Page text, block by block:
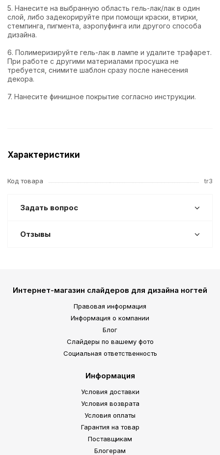
5. Нанесите на выбранную область гель-лак/лак в один
слой, либо задекорируйте при помощи краски, втирки,
стемпинга, пигмента, аэропуфинга или другого способа
дизайна.
6. Полимеризируйте гель-лак в лампе и удалите трафарет.
При работе с другими материалами просушка не
требуется, снимите шаблон сразу после нанесения
декора.
7. Нанесите финишное покрытие согласно инструкции.
Характеристики
Код товара tr3
Задать вопрос
Отзывы
Интернет-магазин слайдеров для дизайна ногтей
Правовая информация
Информация о компании
Блог
Слайдеры по вашему фото
Социальная ответственность
Информация
Условия доставки
Условия возврата
Условия оплаты
Гарантия на товар
Поставщикам
Блогерам